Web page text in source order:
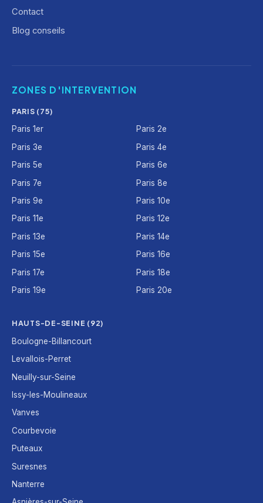
Contact
Blog conseils
ZONES D'INTERVENTION
PARIS (75)
Paris 1er
Paris 2e
Paris 3e
Paris 4e
Paris 5e
Paris 6e
Paris 7e
Paris 8e
Paris 9e
Paris 10e
Paris 11e
Paris 12e
Paris 13e
Paris 14e
Paris 15e
Paris 16e
Paris 17e
Paris 18e
Paris 19e
Paris 20e
HAUTS-DE-SEINE (92)
Boulogne-Billancourt
Levallois-Perret
Neuilly-sur-Seine
Issy-les-Moulineaux
Vanves
Courbevoie
Puteaux
Suresnes
Nanterre